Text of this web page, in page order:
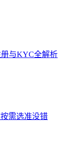
与KYC全解析
需选准没错